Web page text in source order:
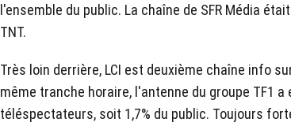
l'ensemble du public. La chaîne de SFR Média
TNT.
Très loin derrière, LCI est deuxième chaîne info
même tranche horaire, l'antenne du groupe TF1
téléspectateurs, soit 1,7% du public. Toujours